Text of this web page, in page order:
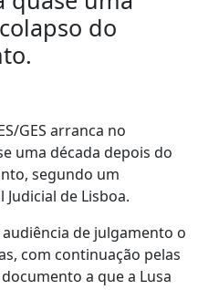
do
GES arranca no
uma década depois do
segundo um
de Lisboa.
de julgamento o
com continuação pelas
a que a Lusa